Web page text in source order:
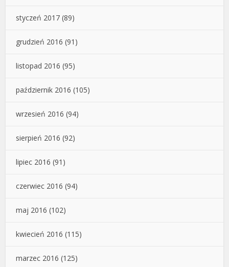
styczeń 2017 (89)
grudzień 2016 (91)
listopad 2016 (95)
październik 2016 (105)
wrzesień 2016 (94)
sierpień 2016 (92)
lipiec 2016 (91)
czerwiec 2016 (94)
maj 2016 (102)
kwiecień 2016 (115)
marzec 2016 (125)